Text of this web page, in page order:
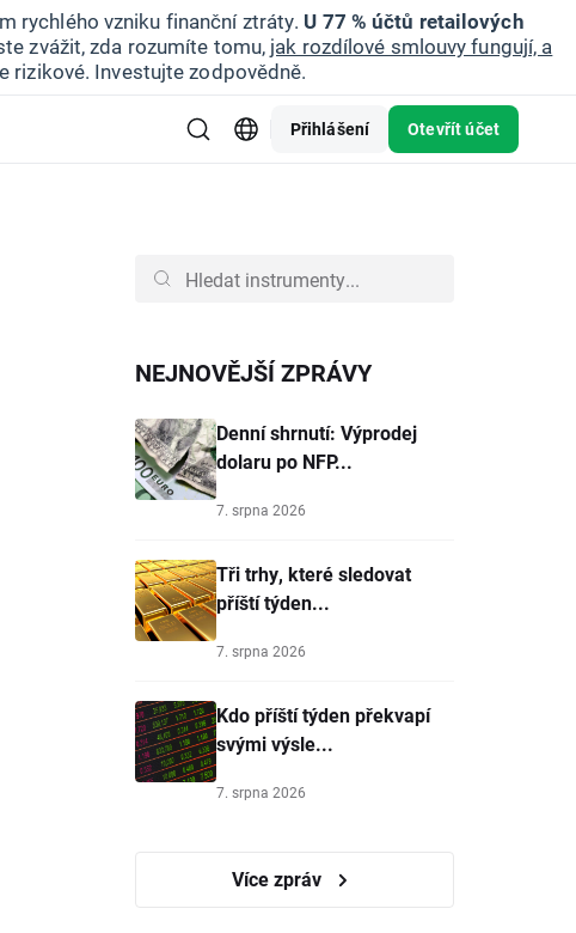
rychlého vzniku finanční ztráty. U 77 % účtů retailových
zvážit, zda rozumíte tomu, jak rozdílové smlouvy fungují, a
rizikové. Investujte zodpovědně.
Přihlášení Otevřít účet
NEJNOVĚJŠÍ ZPRÁVY
Denní shrnutí: Výprodej
dolaru po NFP...
7. srpna 2026
Tři trhy, které sledovat
příští týden...
7. srpna 2026
Kdo příští týden překvapí
svými výsle...
7. srpna 2026
Více zpráv